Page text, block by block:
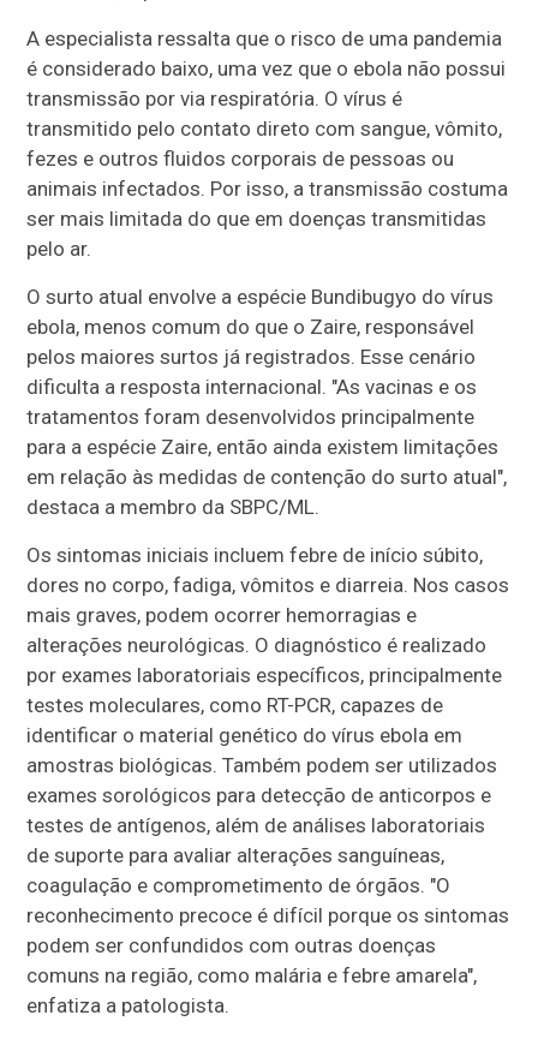
A especialista ressalta que o risco de uma pandemia
é considerado baixo, uma vez que o ebola não possui
transmissão por via respiratória. O vírus é
transmitido pelo contato direto com sangue, vômito,
fezes e outros fluidos corporais de pessoas ou
animais infectados. Por isso, a transmissão costuma
ser mais limitada do que em doenças transmitidas
pelo ar.
O surto atual envolve a espécie Bundibugyo do vírus
ebola, menos comum do que o Zaire, responsável
pelos maiores surtos já registrados. Esse cenário
dificulta a resposta internacional. "As vacinas e os
tratamentos foram desenvolvidos principalmente
para a espécie Zaire, então ainda existem limitações
em relação às medidas de contenção do surto atual",
destaca a membro da SBPC/ML.
Os sintomas iniciais incluem febre de início súbito,
dores no corpo, fadiga, vômitos e diarreia. Nos casos
mais graves, podem ocorrer hemorragias e
alterações neurológicas. O diagnóstico é realizado
por exames laboratoriais específicos, principalmente
testes moleculares, como RT-PCR, capazes de
identificar o material genético do vírus ebola em
amostras biológicas. Também podem ser utilizados
exames sorológicos para detecção de anticorpos e
testes de antígenos, além de análises laboratoriais
de suporte para avaliar alterações sanguíneas,
coagulação e comprometimento de órgãos. "O
reconhecimento precoce é difícil porque os sintomas
podem ser confundidos com outras doenças
comuns na região, como malária e febre amarela",
enfatiza a patologista.